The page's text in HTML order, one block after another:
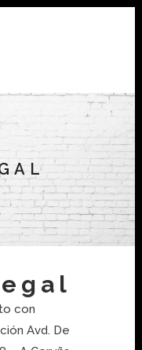
con
Avd. De